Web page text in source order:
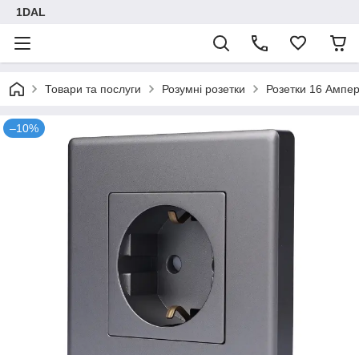
1DAL
Товари та послуги Розумні розетки Розетки 16 Ампер
–10%